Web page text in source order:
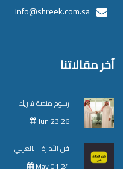
info@shreek.com.sa
آخر مقالاتنا
رسوم منصة شريك
Jun 23 26
فن الأدارة - بالعربي
May 01 24